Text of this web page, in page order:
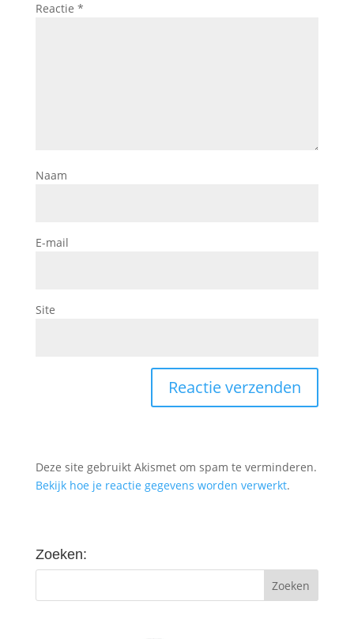
Reactie *
Naam
E-mail
Site
Deze site gebruikt Akismet om spam te verminderen.
Bekijk hoe je reactie gegevens worden verwerkt.
Zoeken: